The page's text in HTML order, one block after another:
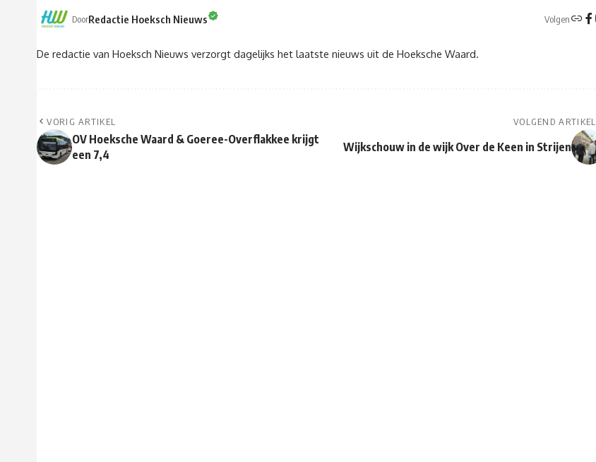
DoorRedactie Hoeksch Nieuws Volgen
De redactie van Hoeksch Nieuws verzorgt dagelijks het laatste nieuws uit de Hoeksche Waard.
VORIG ARTIKEL
OV Hoeksche Waard & Goeree-Overflakkee krijgt
een 7,4
VOLGEND ARTIKEL
Wijkschouw in de wijk Over de Keen in Strijen